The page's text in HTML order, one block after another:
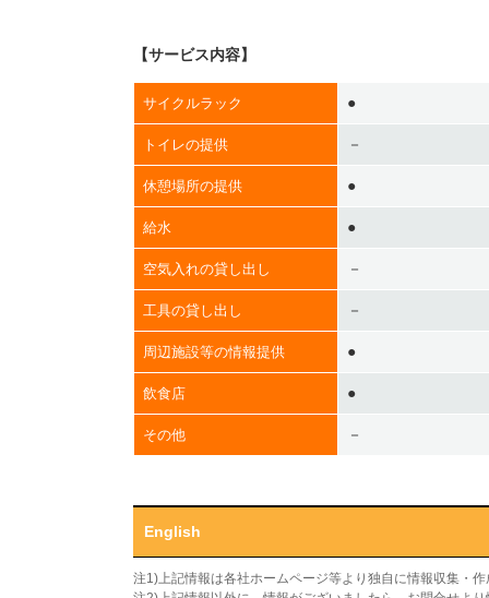
【サービス内容】
サイクルラック ●
トイレの提供 －
休憩場所の提供 ●
給水 ●
空気入れの貸し出し －
工具の貸し出し －
周辺施設等の情報提供 ●
飲食店 ●
その他 －
English
注1)上記情報は各社ホームページ等より独自に情報収集・